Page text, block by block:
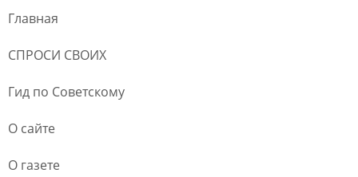
Главная
СПРОСИ СВОИХ
Гид по Советскому
О сайте
О газете